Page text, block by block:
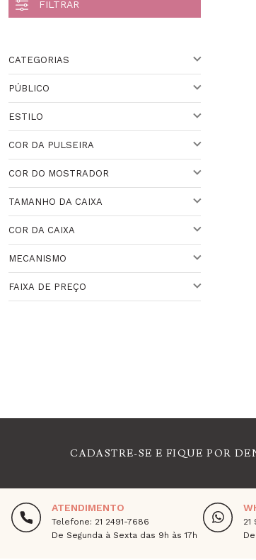
CATEGORIAS
PÚBLICO
ESTILO
COR DA PULSEIRA
COR DO MOSTRADOR
TAMANHO DA CAIXA
COR DA CAIXA
MECANISMO
FAIXA DE PREÇO
CADASTRE-SE E FIQUE POR
ATENDIMENTO
Telefone: 21 2491-7686
De Segunda à Sexta das 9h às 17h
21